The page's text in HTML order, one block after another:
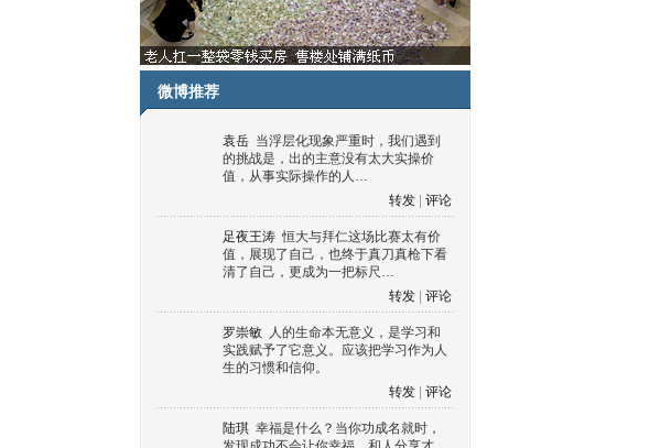
微博推荐
袁岳 当浮层化现象严重时，我们遇到
的挑战是，出的主意没有太大实操价
值，从事实际操作的人…
转发
评论
足夜王涛 恒大与拜仁这场比赛太有价
值，展现了自己，也终于真刀真枪下看
清了自己，更成为一把标尺…
转发
评论
罗崇敏 人的生命本无意义，是学习和
实践赋予了它意义。应该把学习作为人
生的习惯和信仰。
转发
评论
陆琪 幸福是什么？当你功成名就时，